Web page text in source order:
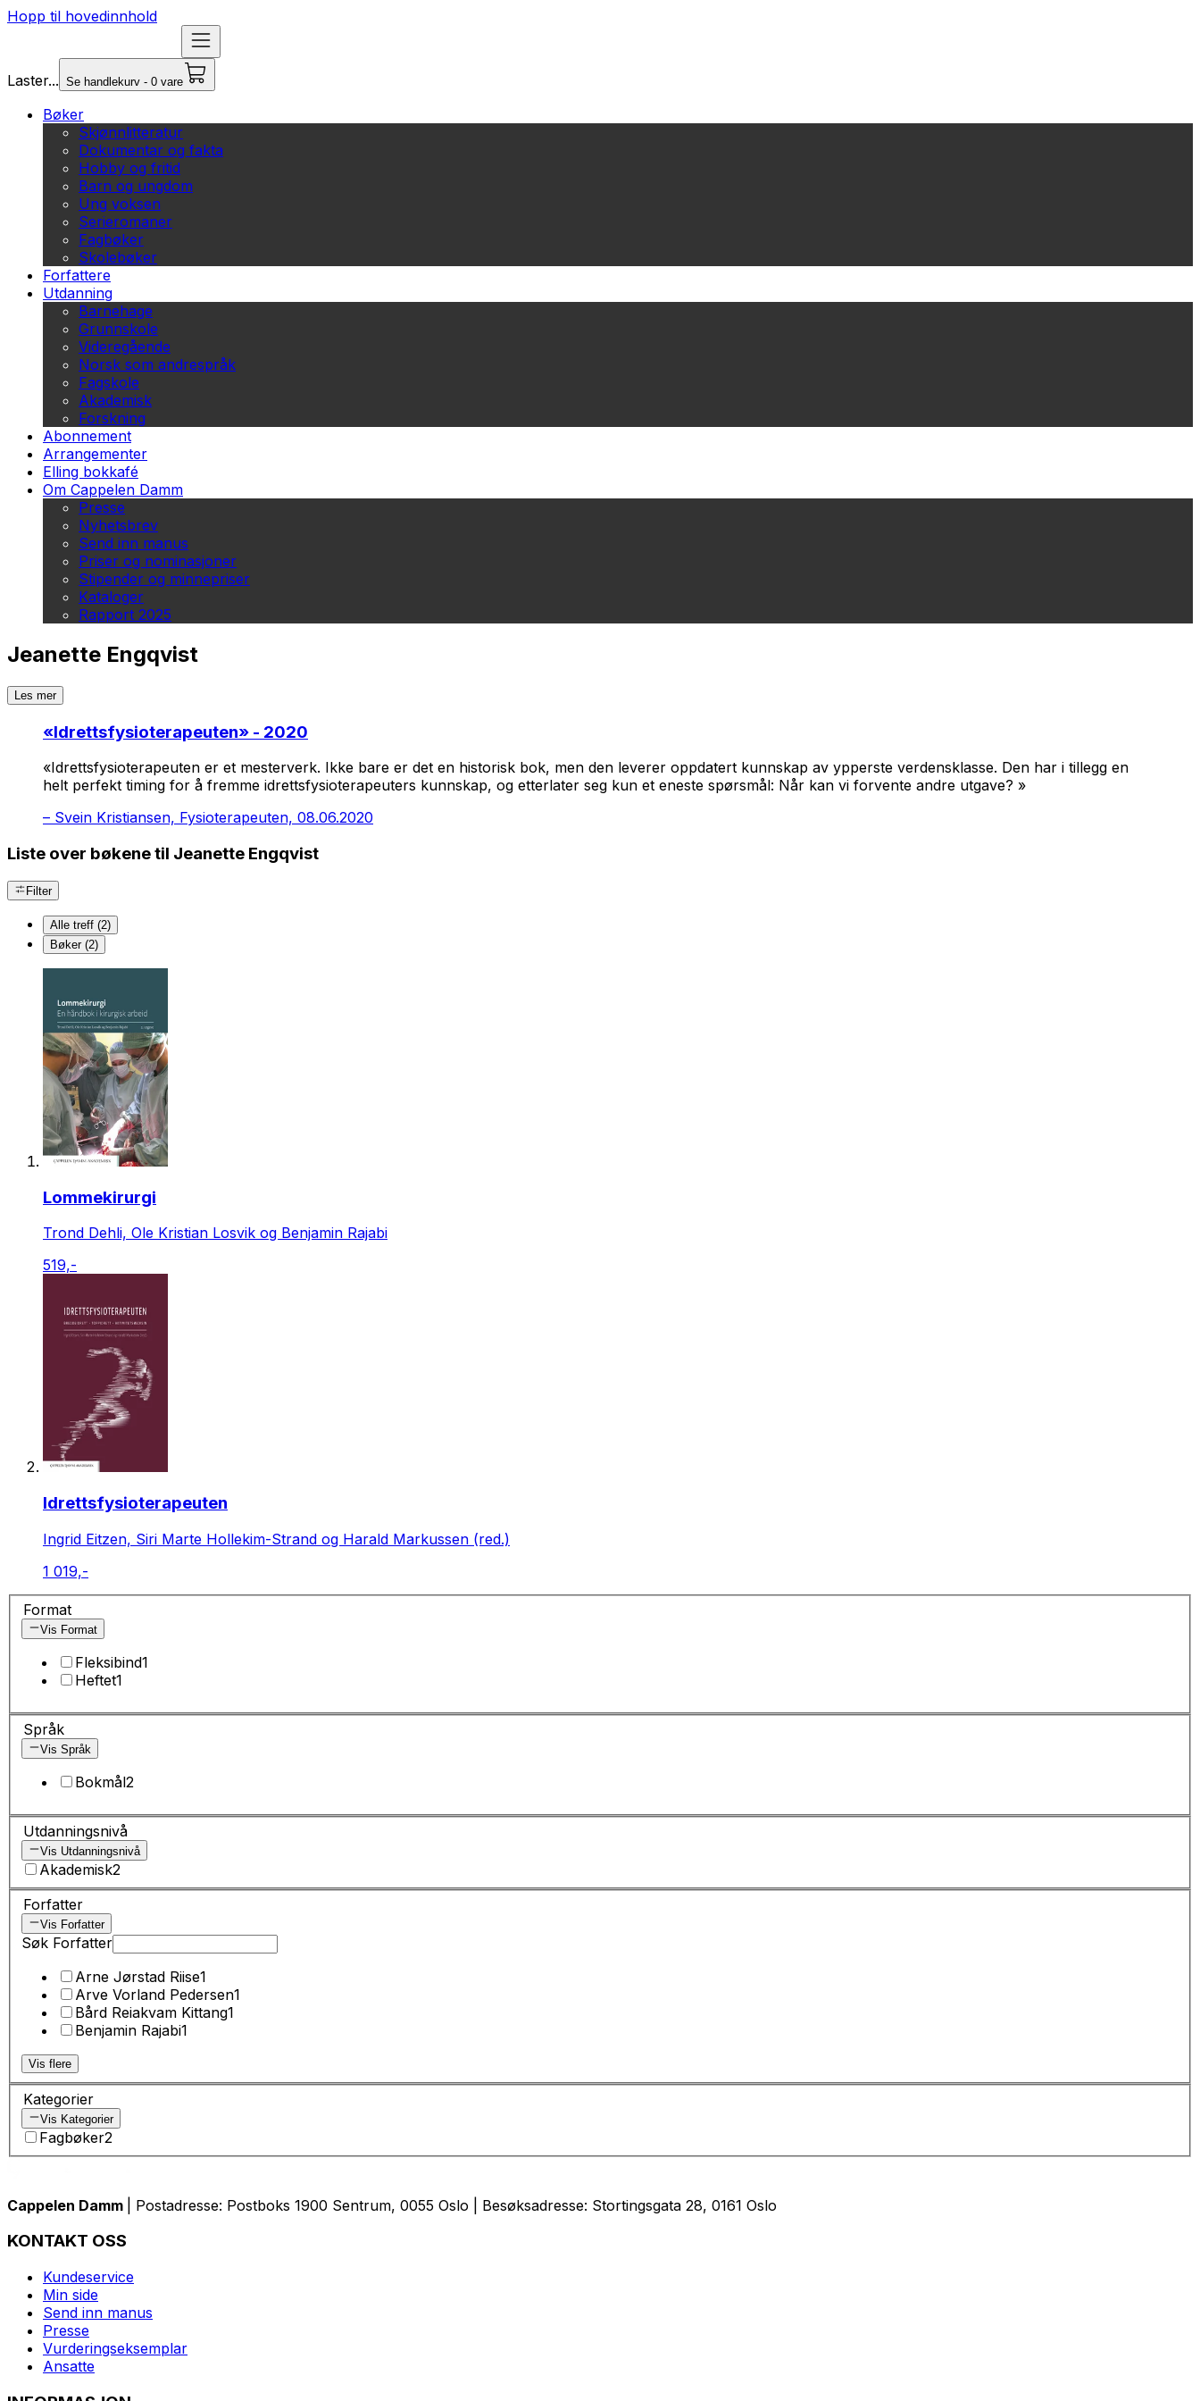
Hopp til hovedinnhold
Laster... Se handlekurv - 0 vare
Bøker
Skjønnlitteratur
Dokumentar og fakta
Hobby og fritid
Barn og ungdom
Ung voksen
Serieromaner
Fagbøker
Skolebøker
Forfattere
Utdanning
Barnehage
Grunnskole
Videregående
Norsk som andrespråk
Fagskole
Akademisk
Forskning
Abonnement
Arrangementer
Elling bokkafé
Om Cappelen Damm
Presse
Nyhetsbrev
Send inn manus
Priser og nominasjoner
Stipender og minnepriser
Kataloger
Rapport 2025
Jeanette Engqvist
Les mer
«Idrettsfysioterapeuten» - 2020
«Idrettsfysioterapeuten er et mesterverk. Ikke bare er det en historisk bok, men den leverer oppdatert kunnskap av ypperste verdensklasse. Den har i tillegg en
helt perfekt timing for å fremme idrettsfysioterapeuters kunnskap, og etterlater seg kun et eneste spørsmål: Når kan vi forvente andre utgave? »
– Svein Kristiansen, Fysioterapeuten, 08.06.2020
Liste over bøkene til Jeanette Engqvist
Filter
Alle treff (2)
Bøker (2)
Lommekirurgi
Trond Dehli, Ole Kristian Losvik og Benjamin Rajabi
519,-
Idrettsfysioterapeuten
Ingrid Eitzen, Siri Marte Hollekim-Strand og Harald Markussen (red.)
1 019,-
Format
Vis Format
Fleksibind1
Heftet1
Språk
Vis Språk
Bokmål2
Utdanningsnivå
Vis Utdanningsnivå
Akademisk2
Forfatter
Vis Forfatter
Søk Forfatter
Arne Jørstad Riise1
Arve Vorland Pedersen1
Bård Reiakvam Kittang1
Benjamin Rajabi1
Vis flere
Kategorier
Vis Kategorier
Fagbøker2
Cappelen Damm | Postadresse: Postboks 1900 Sentrum, 0055 Oslo | Besøksadresse: Stortingsgata 28, 0161 Oslo
KONTAKT OSS
Kundeservice
Min side
Send inn manus
Presse
Vurderingseksemplar
Ansatte